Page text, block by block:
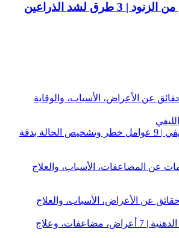
طرق لشد الذراعين
بدقة
مضاعفات، وعلاج